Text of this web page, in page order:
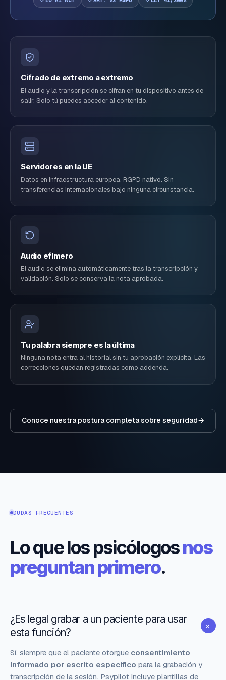
Cifrado de extremo a extremo
El audio y la transcripción se cifran en tu dispositivo antes de
salir. Solo tú puedes acceder al contenido.
Servidores en la UE
Datos en infraestructura europea. RGPD nativo. Sin
transferencias internacionales bajo ninguna circunstancia.
Audio efímero
El audio se elimina automáticamente tras la transcripción y
validación. Solo se conserva la nota aprobada.
Tu palabra siempre es la última
Ninguna nota entra al historial sin tu aprobación explícita. Las
correcciones quedan registradas como addenda.
Conoce nuestra postura completa sobre seguridad→
DUDAS FRECUENTES
Lo que los psicólogosnos
preguntan primero.
¿Es legal grabar a un paciente para usar
esta función?
+
Sí, siempre que el paciente otorgue consentimiento
informado por escrito específico para la grabación y
transcripción de la sesión. Psypilot incluye plantillas de